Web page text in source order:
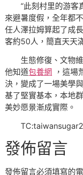
“此刻村里的游客
來避暑度假，全年都
任人澤拉姆算起了成
客約50人，簡直天天
生態修復、文物
他知道包養網 ，這場
決，變成了一場美學
基了堅實基本，本地
美妙愿景漸成實際。
發佈留言
發佈留言必須填寫的